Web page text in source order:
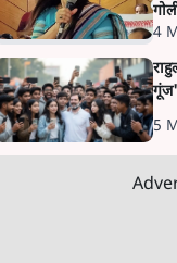
4
गूंज'
5